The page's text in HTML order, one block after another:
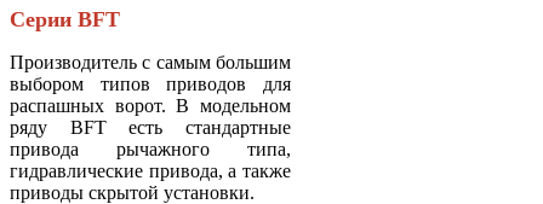
Серии BFT
Производитель с самым большим
выбором типов приводов для
распашных ворот. В модельном
ряду BFT есть стандартные
привода рычажного типа,
гидравлические привода, а также
приводы скрытой установки.